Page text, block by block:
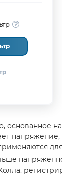
(50)
GmbH(2)
Co.,
основанное